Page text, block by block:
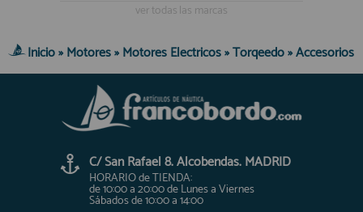
ver todas las marcas
Inicio»Motores»Motores Electricos»Torqeedo»Accesorios
C/ San Rafael 8. Alcobendas. MADRID
HORARIO de TIENDA:
de 10:00 a 20:00 de Lunes a Viernes
Sábados de 10:00 a 14:00